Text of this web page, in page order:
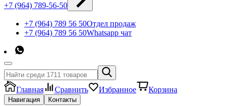
+7 (964) 789-56-50
+7 (964) 789 56 50Отдел продаж
+7 (964) 789 56 50Whatsapp чат
Главная Сравнить Избранное Корзина
Навигация Контакты